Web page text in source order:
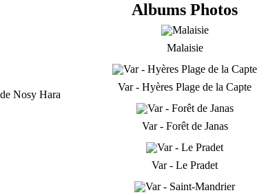
Albums Photos
Malaisie
Var - Hyères Plage de la Capte
Var - Forêt de Janas
Var - Le Pradet